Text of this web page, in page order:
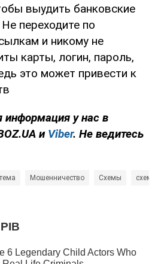
выудить банковские
переходите по
и никому не
карты, логин, пароль,
это может привести к
информация у нас в
и Viber. Не ведитесь
Мошенничество Схемы